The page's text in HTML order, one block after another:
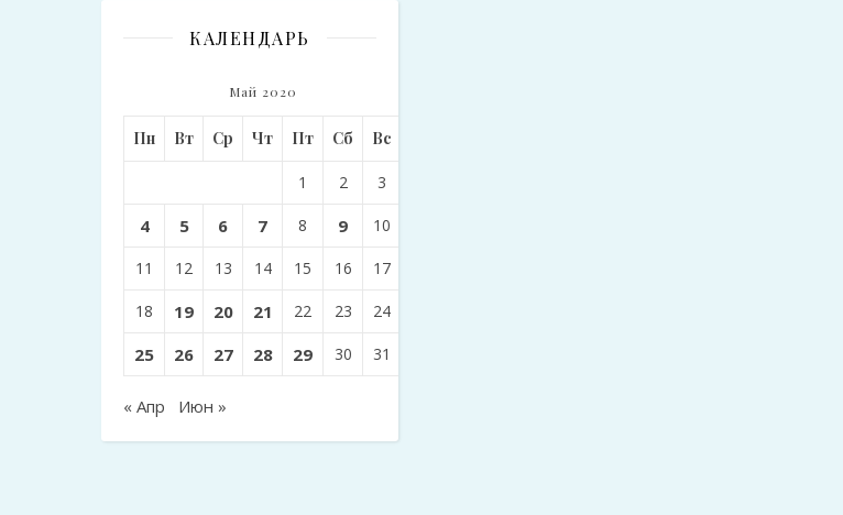
КАЛЕНДАРЬ
Май 2020
Пн Вт Ср Чт Пт Сб Вс
1 2 3
4 5 6 7 8 9 10
11 12 13 14 15 16 17
18 19 20 21 22 23 24
25 26 27 28 29 30 31
« Апр Июн »